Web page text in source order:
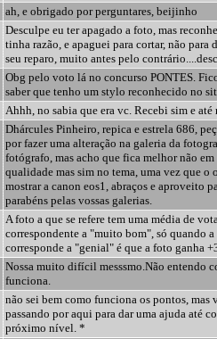
ah, e obrigado por perguntares, beijinho
Desculpe eu ter apagado a foto, mas
tinha razão, e apaguei para cortar, não para
seu reparo, muito antes pelo
Obg pelo voto lá no concurso PONTES.
saber que tenho um stylo reconhecido no
Ahhh, no sabia que era vc. Recebi sim e
Dhárcules Pinheiro, repica e estrela 686,
por fazer uma alteração na galeria da
fotógrafo, mas acho que fica melhor não em
qualidade mas sim no tema, uma vez que o
mostrar a canon eos1, abraços e aproveito
parabéns pelas vossas galerias.
A foto a que se refere tem uma média de
correspondente a "muito bom", só quando a
corresponde a "genial" é que a foto ganha
Nossa muito difícil messsmo.Não entendo
funciona.
não sei bem como funciona os pontos, mas
passando por aqui para dar uma ajuda até
próximo nível. *